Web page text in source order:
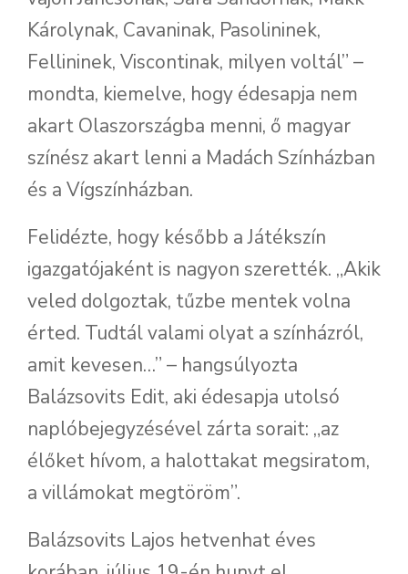
Károlynak, Cavaninak, Pasolininek,
Fellininek, Viscontinak, milyen voltál” –
mondta, kiemelve, hogy édesapja nem
akart Olaszországba menni, ő magyar
színész akart lenni a Madách Színházban
és a Vígszínházban.
Felidézte, hogy később a Játékszín
igazgatójaként is nagyon szerették. „Akik
veled dolgoztak, tűzbe mentek volna
érted. Tudtál valami olyat a színházról,
amit kevesen…” – hangsúlyozta
Balázsovits Edit, aki édesapja utolsó
naplóbejegyzésével zárta sorait: „az
élőket hívom, a halottakat megsiratom,
a villámokat megtöröm”.
Balázsovits Lajos hetvenhat éves